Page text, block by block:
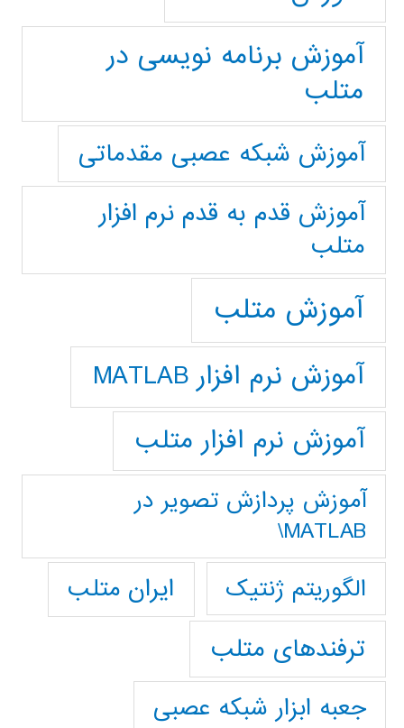
آموزش برنامه نویسی در
متلب
آموزش شبکه عصبی مقدماتی
آموزش قدم به قدم نرم افزار
متلب
آموزش متلب
آموزش نرم افزار MATLAB
آموزش نرم افزار متلب
آموزش پردازش تصوير در
MATLAB\
الگوریتم ژنتیک
ایران متلب
ترفندهای متلب
جعبه ابزار شبکه عصبی